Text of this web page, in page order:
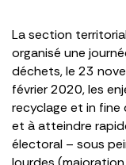
La section
organisé une
déchets, le 23
février 2020, les
recyclage et in
et à atteindre
électoral – sous